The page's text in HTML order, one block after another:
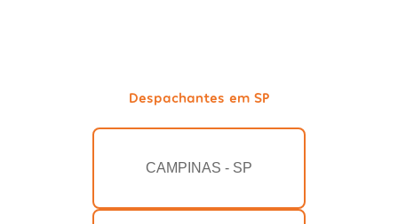
Despachantes em SP
CAMPINAS - SP